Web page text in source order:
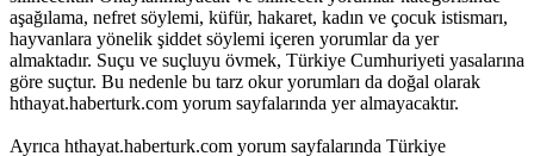
aşağılama, nefret söylemi, küfür, hakaret, kadın ve çocuk istismarı,
hayvanlara yönelik şiddet söylemi içeren yorumlar da yer
almaktadır. Suçu ve suçluyu övmek, Türkiye Cumhuriyeti yasalarına
göre suçtur. Bu nedenle bu tarz okur yorumları da doğal olarak
hthayat.haberturk.com yorum sayfalarında yer almayacaktır.
Ayrıca hthayat.haberturk.com yorum sayfalarında Türkiye